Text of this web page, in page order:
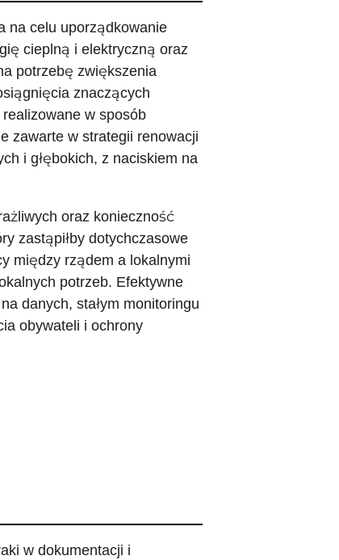
na celu uporządkowanie
cieplną i elektryczną oraz
potrzebę zwiększenia
znaczących
w sposób
zawarte w strategii renowacji
i głębokich, z naciskiem na
oraz konieczność
zastąpiłby dotychczasowe
między rządem a lokalnymi
potrzeb. Efektywne
danych, stałym monitoringu
obywateli i ochrony
w dokumentacji i